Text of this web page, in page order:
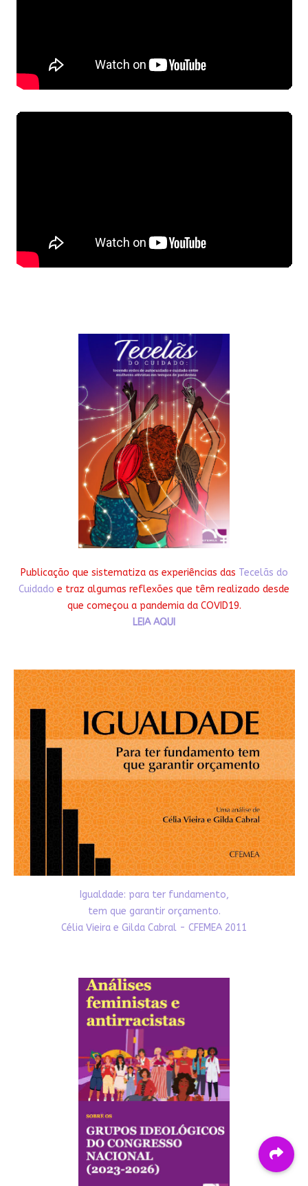
Publicação que sistematiza as experiências das Tecelãs do
Cuidado e traz algumas reflexões que têm realizado desde
que começou a pandemia da COVID19.
LEIA AQUI
Igualdade: para ter fundamento,
tem que garantir orçamento.
Célia Vieira e Gilda Cabral - CFEMEA 2011